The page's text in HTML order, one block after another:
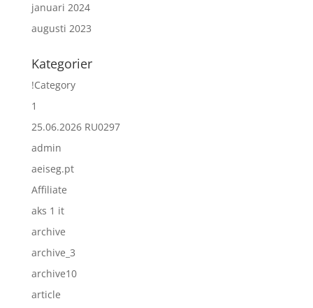
januari 2024
augusti 2023
Kategorier
!Category
1
25.06.2026 RU0297
admin
aeiseg.pt
Affiliate
aks 1 it
archive
archive_3
archive10
article